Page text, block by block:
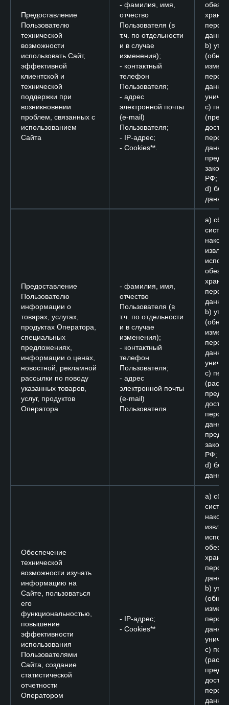
Предоставление
Пользователю
технической
возможности
использовать Сайт,
эффективной
клиентской и
технической
поддержки при
возникновении
проблем, связанных с
использованием
Сайта
- фамилия, имя,
отчество
Пользователя (в
т.ч. по отдельности
и в случае
изменения);
- контактный
телефон
Пользователя;
- адрес
электронной почты
(e-mail)
Пользователя;
- IP-адрес;
- Cookies**.
b)
c)
РФ;
d)
Предоставление
Пользователю
информации о
товарах, услугах,
продуктах Оператора,
специальных
предложениях,
информации о ценах,
новостной, рекламной
рассылки по поводу
указанных товаров,
услуг, продуктов
Оператора
- фамилия, имя,
отчество
Пользователя (в
т.ч. по отдельности
и в случае
изменения);
- контактный
телефон
Пользователя;
- адрес
электронной почты
(e-mail)
Пользователя.
a)
b)
c)
РФ;
d)
Обеспечение
технической
возможности изучать
информацию на
Сайте, пользоваться
его
функциональностью,
повышение
эффективности
использования
Пользователями
Сайта, создание
статистической
отчетности
Оператором
- IP-адрес;
- Cookies**
a)
b)
c)